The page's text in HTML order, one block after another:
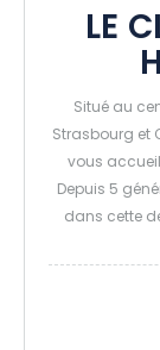
LE
Situé au
Strasbourg et
vous
Depuis 5
dans cette
chambres,
vers le